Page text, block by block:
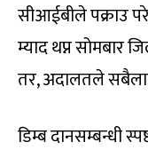
सीआईबीले पक्राउ
म्याद थप्न सोमबार
तर, अदालतले सबैलाई
डिम्ब दानसम्बन्धी